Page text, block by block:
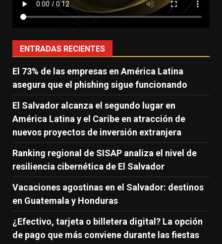
ENTRADAS RECIENTES
El 73% de las empresas en América Latina
asegura que el phishing sigue funcionando
El Salvador alcanza el segundo lugar en
América Latina y el Caribe en atracción de
nuevos proyectos de inversión extranjera
Ranking regional de SISAP analiza el nivel de
resiliencia cibernética de El Salvador
Vacaciones agostinas en el Salvador: destinos
en Guatemala y Honduras
¿Efectivo, tarjeta o billetera digital? La opción
de pago que más conviene durante las fiestas